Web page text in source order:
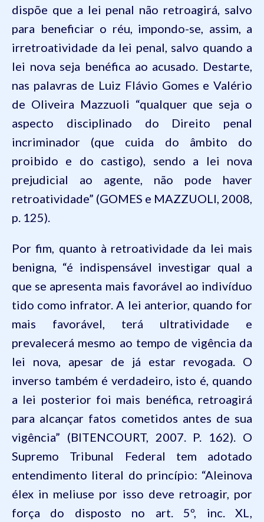
dispõe que a lei penal não retroagirá, salvo
para beneficiar o réu, impondo-se, assim, a
irretroatividade da lei penal, salvo quando a
lei nova seja benéfica ao acusado. Destarte,
nas palavras de Luiz Flávio Gomes e Valério
de Oliveira Mazzuoli “qualquer que seja o
aspecto disciplinado do Direito penal
incriminador (que cuida do âmbito do
proibido e do castigo), sendo a lei nova
prejudicial ao agente, não pode haver
retroatividade” (GOMES e MAZZUOLI, 2008,
p. 125).
Por fim, quanto à retroatividade da lei mais
benigna, “é indispensável investigar qual a
que se apresenta mais favorável ao indivíduo
tido como infrator. A lei anterior, quando for
mais favorável, terá ultratividade e
prevalecerá mesmo ao tempo de vigência da
lei nova, apesar de já estar revogada. O
inverso também é verdadeiro, isto é, quando
a lei posterior foi mais benéfica, retroagirá
para alcançar fatos cometidos antes de sua
vigência” (BITENCOURT, 2007. P. 162). O
Supremo Tribunal Federal tem adotado
entendimento literal do princípio: “Aleinova
élex in meliuse por isso deve retroagir, por
força do disposto no art.5º, inc.XL,